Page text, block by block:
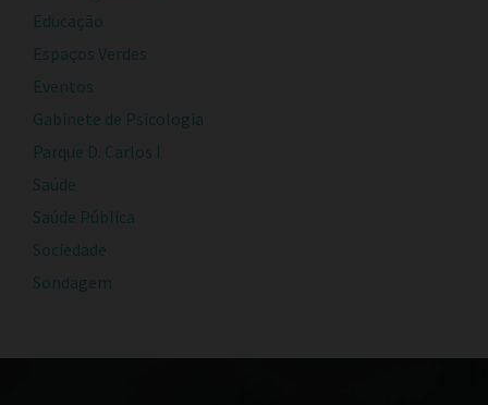
Educação
Espaços Verdes
Eventos
Gabinete de Psicologia
Parque D. Carlos I
Saúde
Saúde Pública
Sociedade
Sondagem